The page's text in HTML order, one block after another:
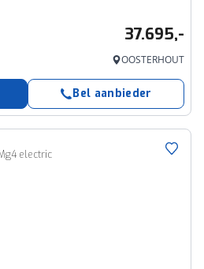
37.695,-
OOSTERHOUT
Bel aanbieder
electric